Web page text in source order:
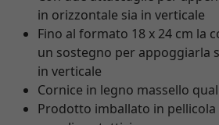
in orizzontale sia in verticale
Fino al formato 18 x 24 cm la
un sostegno per appoggiarla
in verticale
Cornice in legno massello
Prodotto imballato in